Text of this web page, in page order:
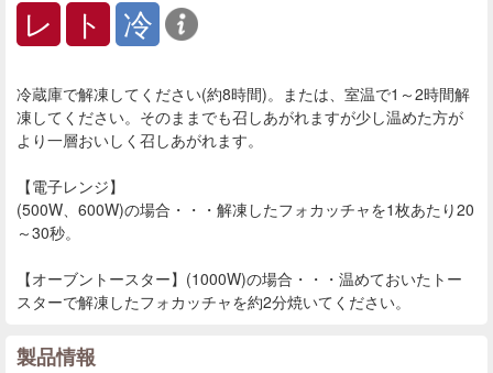
レ ト 冷
冷蔵庫で解凍してください(約8時間)。または、室温で1～2時間解
凍してください。そのままでも召しあがれますが少し温めた方が
より一層おいしく召しあがれます。
【電子レンジ】
(500W、600W)の場合・・・解凍したフォカッチャを1枚あたり20
～30秒。
【オーブントースター】(1000W)の場合・・・温めておいたトー
スターで解凍したフォカッチャを約2分焼いてください。
製品情報